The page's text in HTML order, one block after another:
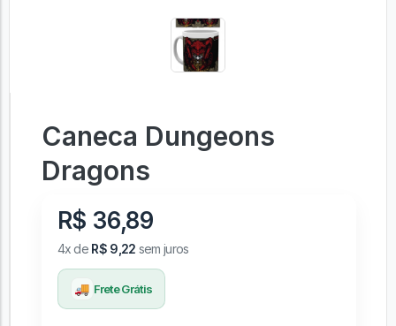
Caneca Dungeons
Dragons
R$ 36,89
4x de R$ 9,22 sem juros
🚚 Frete Grátis